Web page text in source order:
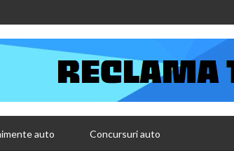
auto Concursuri auto